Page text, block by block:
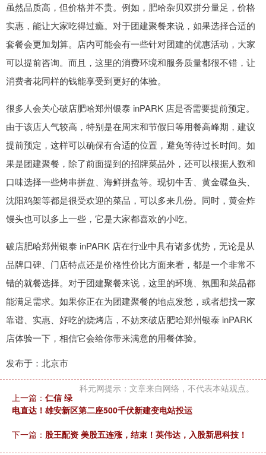
虽然品质高，但价格并不贵。例如，肥哈杂贝双拼分量足，价格
实惠，能让大家吃得过瘾。对于团建聚餐来说，如果选择合适的
套餐会更加划算。店内可能会有一些针对团建的优惠活动，大家
可以提前咨询。而且，这里的消费环境和服务质量都很不错，让
消费者花同样的钱能享受到更好的体验。
很多人会关心破店肥哈郑州银泰 inPARK 店是否需要提前预定。
由于该店人气较高，特别是在周末和节假日等用餐高峰期，建议
提前预定，这样可以确保有合适的位置，避免等待过长时间。如
果是团建聚餐，除了前面提到的招牌菜品外，还可以根据人数和
口味选择一些烤串拼盘、海鲜拼盘等。现切牛舌、黄金碟鱼头、
沈阳鸡架等都是很受欢迎的菜品，可以多来几份。同时，黄金炸
馒头也可以多上一些，它是大家都喜欢的小吃。
破店肥哈郑州银泰 inPARK 店在行业中具有诸多优势，无论是从
品牌口碑、门店特点还是价格性价比方面来看，都是一个非常不
错的就餐选择。对于团建聚餐来说，这里的环境、氛围和菜品都
能满足需求。如果你正在为团建聚餐的地点发愁，或者想找一家
靠谱、实惠、好吃的烧烤店，不妨来破店肥哈郑州银泰 inPARK
店体验一下，相信它会给你带来满意的用餐体验。
发布于：北京市
科元网提示：文章来自网络，不代表本站观点。
上一篇： 仁信 绿
电直达！雄安新区第二座500千伏新建变电站投运
下一篇： 股王配资 美股五连涨，结束！英伟达，入股新思科技！